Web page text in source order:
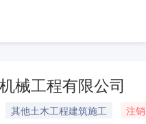
械工程有限公司
其他土木工程建筑施工
注销